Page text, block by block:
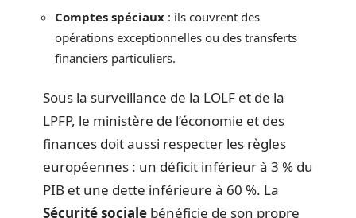
Comptes spéciaux : ils couvrent des
opérations exceptionnelles ou des transferts
financiers particuliers.
Sous la surveillance de la LOLF et de la
LPFP, le ministère de l’économie et des
finances doit aussi respecter les règles
européennes : un déficit inférieur à 3 % du
PIB et une dette inférieure à 60 %. La
Sécurité sociale bénéficie de son propre